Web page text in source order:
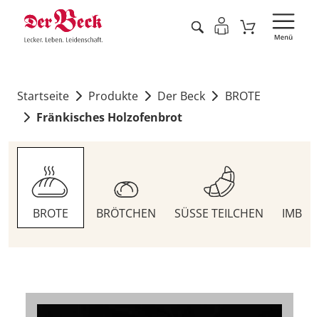
Startseite Produkte Der Beck
BROTE
Fränkisches Holzofenbrot
BROTE BRÖTCHEN SÜSSE TEILCHEN